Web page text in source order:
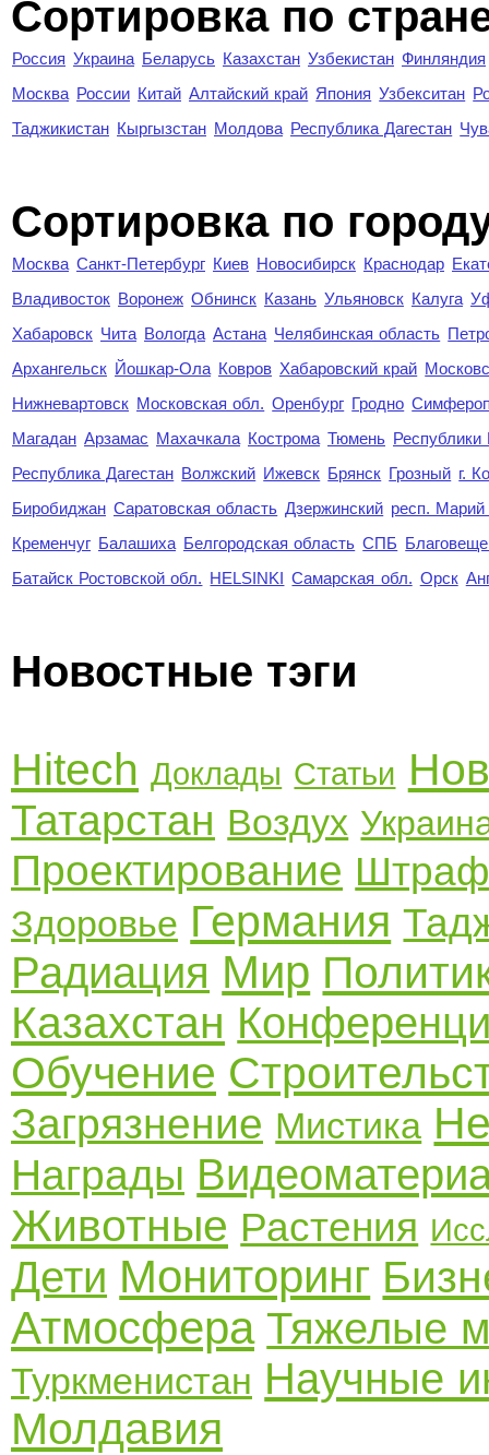
Сортировка по
Россия Украина Беларусь Казахстан Узбекистан Финляндия
Москва России Китай Алтайский край Япония Узбекситан
Таджикистан Кыргызстан Молдова Республика Дагестан
Cортировка по
Москва Санкт-Петербург Киев Новосибирск Краснодар
Владивосток Воронеж Обнинск Казань Ульяновск Калуга
Хабаровск Чита Вологда Астана Челябинская область
Архангельск Йошкар-Ола Ковров Хабаровский край
Нижневартовск Московская обл. Оренбург Гродно
Магадан Арзамас Махачкала Кострома Тюмень Республики
Республика Дагестан Волжский Ижевск Брянск Грозный г.
Биробиджан Саратовская область Дзержинский респ.
Кременчуг Балашиха Белгородская область СПБ
Батайск Ростовской обл. HELSINKI Самарская обл. Орск
Новостные тэги
Hitech Доклады Статьи
Татарстан Воздух
Проектирование
Здоровье Германия
Радиация Мир
Казахстан
Обучение
Загрязнение Мистика
Награды
Животные Растения
Дети Мониторинг
Атмосфера Тяжелые
Туркменистан Научные
Молдавия